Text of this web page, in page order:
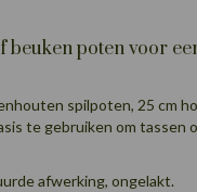
beuken poten voor
spilpoten, 25 cm
te gebruiken om tassen
afwerking, ongelakt.